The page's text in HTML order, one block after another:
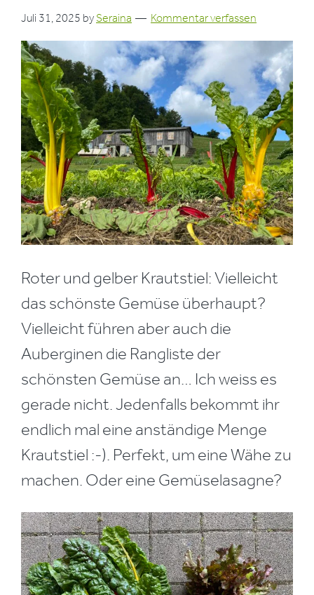
Juli 31, 2025 by Seraina Kommentar verfassen
Roter und gelber Krautstiel: Vielleicht
das schönste Gemüse überhaupt?
Vielleicht führen aber auch die
Auberginen die Rangliste der
schönsten Gemüse an… Ich weiss es
gerade nicht. Jedenfalls bekommt ihr
endlich mal eine anständige Menge
Krautstiel :-). Perfekt, um eine Wähe zu
machen. Oder eine Gemüselasagne?